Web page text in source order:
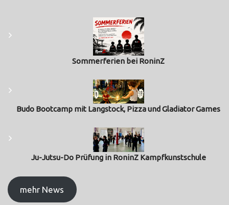
Sommerferien bei RoninZ
Budo Bootcamp mit Langstock, Pizza und Gladiator Games
Ju-Jutsu-Do Prüfung in RoninZ Kampfkunstschule
mehr News